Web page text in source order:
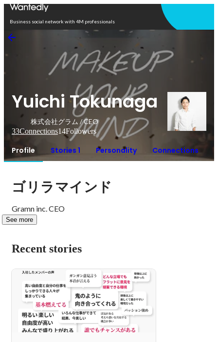
Business social network with 4M professionals
Yuichi Tokunaga
株式会社グラム / CEO
33Connections14Followers
Profile Stories 1 Personality Connections
ゴリラマインド
Gramn inc. CEO
See more
Recent stories